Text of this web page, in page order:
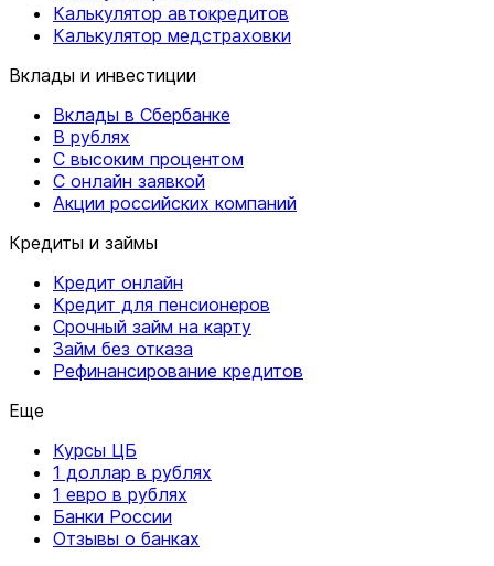
Калькулятор автокредитов
Калькулятор медстраховки
Вклады и инвестиции
Вклады в Сбербанке
В рублях
С высоким процентом
С онлайн заявкой
Акции российских компаний
Кредиты и займы
Кредит онлайн
Кредит для пенсионеров
Срочный займ на карту
Займ без отказа
Рефинансирование кредитов
Еще
Курсы ЦБ
1 доллар в рублях
1 евро в рублях
Банки России
Отзывы о банках